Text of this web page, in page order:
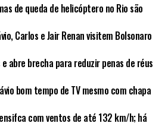
de queda de helicóptero no Rio são
Carlos e Jair Renan visitem Bolsonaro
abre brecha para reduzir penas de réus
bom tempo de TV mesmo com chapa
com ventos de até 132 km/h; há